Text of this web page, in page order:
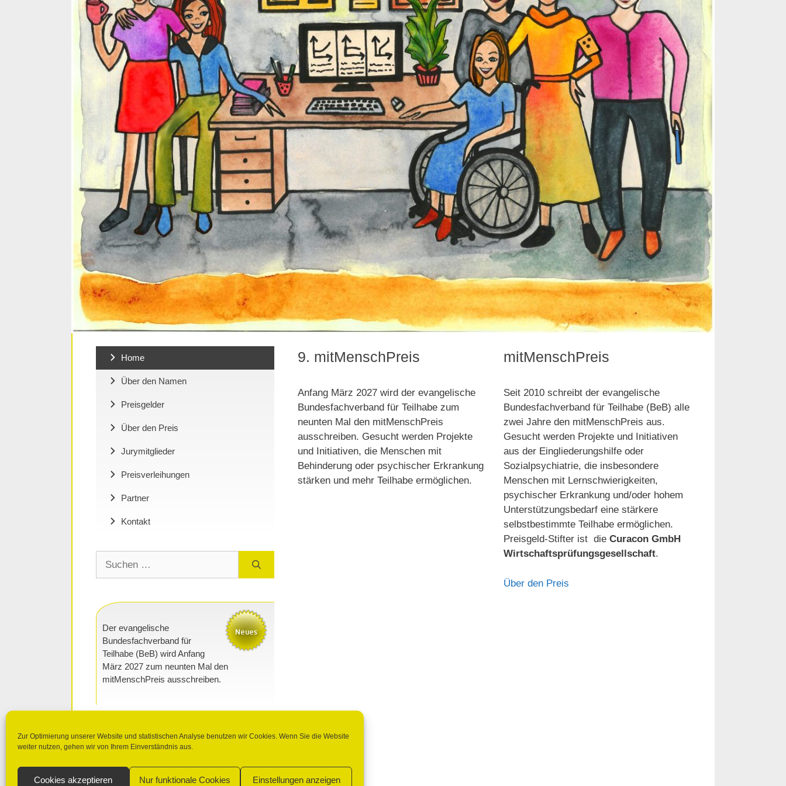
Zur Optimierung unserer Website und statistischen Analyse benutzen wir Cookies. Wenn Sie die Website
weiter nutzen, gehen wir von Ihrem Einverständnis aus.
Cookies akzeptieren Nur funktionale Cookies Einstellungen anzeigen
9. mitMenschPreis
Anfang März 2027 wird der evangelische
Bundesfachverband für Teilhabe zum
neunten Mal den mitMenschPreis
ausschreiben. Gesucht werden Projekte
und Initiativen, die Menschen mit
Behinderung oder psychischer Erkrankung
stärken und mehr Teilhabe ermöglichen.
mitMenschPreis
Seit 2010 schreibt der evangelische
Bundesfachverband für Teilhabe (BeB) alle
zwei Jahre den mitMenschPreis aus.
Gesucht werden Projekte und Initiativen
aus der Eingliederungshilfe oder
Sozialpsychiatrie, die insbesondere
Menschen mit Lernschwierigkeiten,
psychischer Erkrankung und/oder hohem
Unterstützungsbedarf eine stärkere
selbstbestimmte Teilhabe ermöglichen.
Preisgeld-Stifter ist die Curacon GmbH
Wirtschaftsprüfungsgesellschaft.
Über den Preis
Home
Über den Namen
Preisgelder
Über den Preis
Jurymitglieder
Preisverleihungen
Partner
Kontakt
nach:
Der evangelische
Bundesfachverband für
Teilhabe (BeB) wird Anfang
März 2027 zum neunten Mal den
mitMenschPreis ausschreiben.